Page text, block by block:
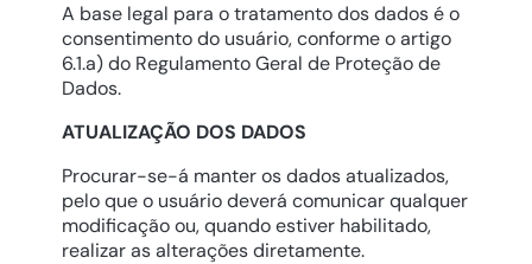
A base legal para o tratamento dos dados é o
consentimento do usuário, conforme o artigo
6.1.a) do Regulamento Geral de Proteção de
Dados.
ATUALIZAÇÃO DOS DADOS
Procurar-se-á manter os dados atualizados,
pelo que o usuário deverá comunicar qualquer
modificação ou, quando estiver habilitado,
realizar as alterações diretamente.